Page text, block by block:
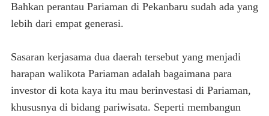
Bahkan perantau Pariaman di Pekanbaru sudah ada yang
lebih dari empat generasi.
Sasaran kerjasama dua daerah tersebut yang menjadi
harapan walikota Pariaman adalah bagaimana para
investor di kota kaya itu mau berinvestasi di Pariaman,
khususnya di bidang pariwisata. Seperti membangun